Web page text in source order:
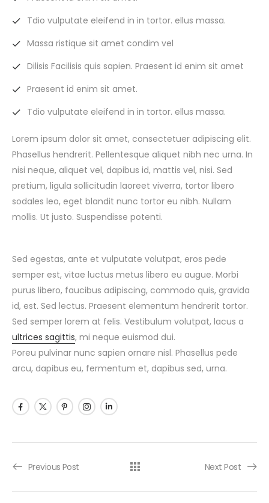
Tdio vulputate eleifend in in tortor. ellus massa.
Massa ristique sit amet condim vel
Dilisis Facilisis quis sapien. Praesent id enim sit amet
Praesent id enim sit amet.
Tdio vulputate eleifend in in tortor. ellus massa.
Lorem ipsum dolor sit amet, consectetuer adipiscing elit.
Phasellus hendrerit. Pellentesque aliquet nibh nec urna. In
nisi neque, aliquet vel, dapibus id, mattis vel, nisi. Sed
pretium, ligula sollicitudin laoreet viverra, tortor libero
sodales leo, eget blandit nunc tortor eu nibh. Nullam
mollis. Ut justo. Suspendisse potenti.
Sed egestas, ante et vulputate volutpat, eros pede
semper est, vitae luctus metus libero eu augue. Morbi
purus libero, faucibus adipiscing, commodo quis, gravida
id, est. Sed lectus. Praesent elementum hendrerit tortor.
Sed semper lorem at felis. Vestibulum volutpat, lacus a
ultrices sagittis, mi neque euismod dui.
Poreu pulvinar nunc sapien ornare nisl. Phasellus pede
arcu, dapibus eu, fermentum et, dapibus sed, urna.
Previous Post Next Post